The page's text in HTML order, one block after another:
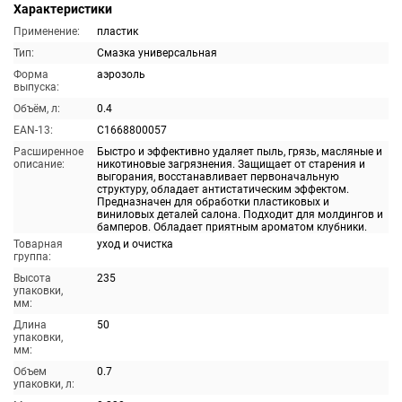
Характеристики
Применение:
пластик
Тип:
Смазка универсальная
Форма
выпуска:
аэрозоль
Объём, л:
0.4
EAN-13:
C1668800057
Расширенное
описание:
Быстро и эффективно удаляет пыль, грязь, масляные и
никотиновые загрязнения. Защищает от старения и
выгорания, восстанавливает первоначальную
структуру, обладает антистатическим эффектом.
Предназначен для обработки пластиковых и
виниловых деталей салона. Подходит для молдингов и
бамперов. Обладает приятным ароматом клубники.
Товарная
группа:
уход и очистка
Высота
упаковки,
мм:
235
Длина
упаковки,
мм:
50
Объем
упаковки, л:
0.7